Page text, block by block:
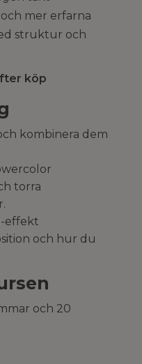
mer erfarna
struktur och
köp
kombinera dem
torra
effekt
och hur du
och 20